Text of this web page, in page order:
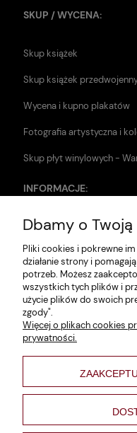
SKUP / WYCENA:
Skup książek
Skup książek
Wycena i kupno plakatów
Fotografia artystyczna i
Skup płyt winylowych -
INFORMACJE:
Zwroty i reklamacje
Dane firmy
Jak szukać?
Polityka prywatności
Regulamin
Poltyka cookies
varsaviana
Dbamy o
Pliki cookies i pokrewne
działanie strony i
potrzeb. Możesz
wszystkich tych plików i
użycie plików do swoich
zgody".
Więcej o plikach cookies
prywatności.